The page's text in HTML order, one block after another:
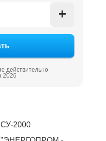
+
действительно
2026
СУ-2000